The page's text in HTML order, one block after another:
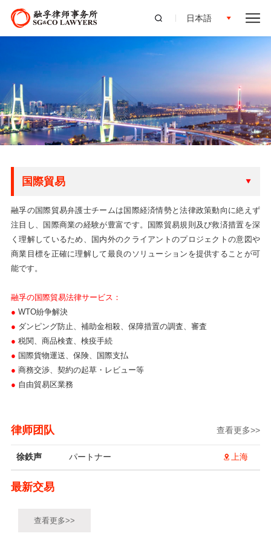
日本語
国際貿易
融孚の国際貿易弁護士チームは国際経済情勢と法律政策動向に絶えず
注目し、国際商業の経験が豊富です。国際貿易規則及び救済措置を深
く理解しているため、国内外のクライアントのプロジェクトの意図や
商業目標を正確に理解して最良のソリューションを提供することが可
能です。
融孚の国際貿易法律サービス ：
● WTO紛争解決
● ダンピング防止、補助金相殺、保障措置の調査、審査
● 税関、商品検査、検疫手続
● 国際貨物運送、保険、国際支払
● 商務交渉、契約の起草・レビュー等
● 自由貿易区業務
律师团队 查看更多>>
徐鉄声 パートナー 上海
最新交易
查看更多>>